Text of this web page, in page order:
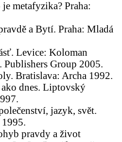
metafyzika? Praha:
a Bytí. Praha: Mladá
Levice: Koloman
Publishers Group 2005.
Bratislava: Archa 1992.
dnes. Liptovský
jazyk, svět.
pravdy a život